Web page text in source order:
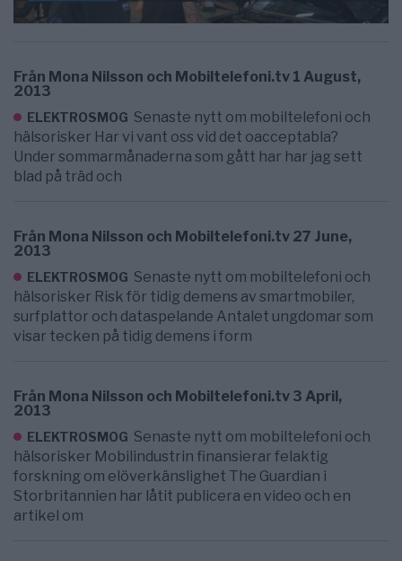
Från Mona Nilsson och Mobiltelefoni.tv 1 August,
2013
ELEKTROSMOG Senaste nytt om mobiltelefoni och
hälsorisker Har vi vant oss vid det oacceptabla?
Under sommarmånaderna som gått har har jag sett
blad på träd och
Från Mona Nilsson och Mobiltelefoni.tv 27 June,
2013
ELEKTROSMOG Senaste nytt om mobiltelefoni och
hälsorisker Risk för tidig demens av smartmobiler,
surfplattor och dataspelande Antalet ungdomar som
visar tecken på tidig demens i form
Från Mona Nilsson och Mobiltelefoni.tv 3 April,
2013
ELEKTROSMOG Senaste nytt om mobiltelefoni och
hälsorisker Mobilindustrin finansierar felaktig
forskning om elöverkänslighet The Guardian i
Storbritannien har låtit publicera en video och en
artikel om